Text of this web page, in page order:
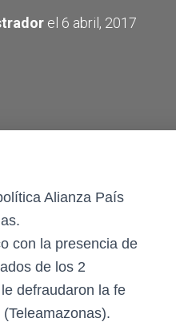
el 6 abril, 2017
Alianza País
con la presencia de
de los 2
defraudaron la fe